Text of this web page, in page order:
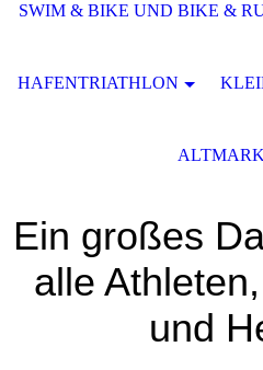
Ein großes
alle
und
SWIM & BIKE UND BIKE &
HAFENTRIATHLON